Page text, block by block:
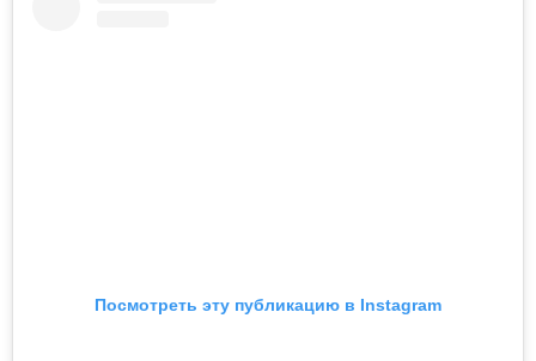
Посмотреть эту публикацию в Instagram